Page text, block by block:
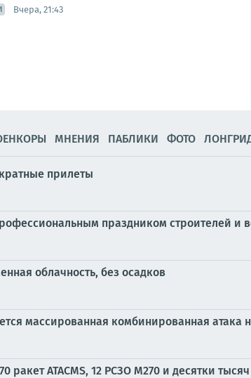
Вчера, 21:43
МНЕНИЯ ПАБЛИКИ ФОТО
прилеты
праздником строителей и
облачность, без осадков
массированная комбинированная атака
ракет ATACMS, 12 РСЗО M270 и десятки